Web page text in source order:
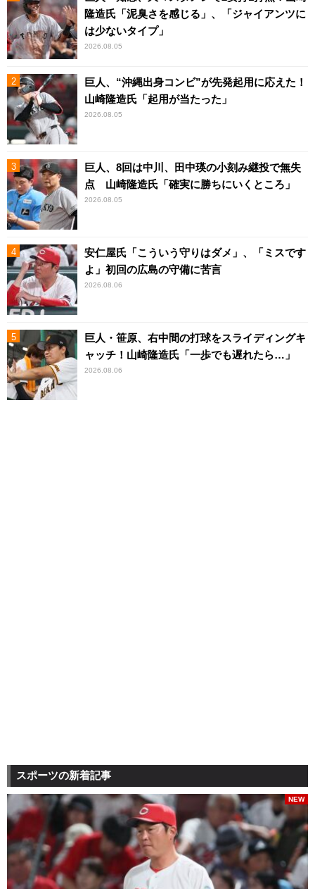
隆造氏「泥臭さを感じる」、「ジャイアンツに
は少ないタイプ」
2026.08.05
巨人、“沖縄出身コンビ”が先発起用に応えた！
山崎隆造氏「起用が当たった」
2026.08.05
巨人、8回は中川、田中瑛の小刻み継投で無失
点 山崎隆造氏「確実に勝ちにいくところ」
2026.08.05
安仁屋氏「こういう守りはダメ」、「ミスです
よ」初回の広島の守備に苦言
2026.08.06
巨人・笹原、右中間の打球をスライディングキ
ャッチ！山崎隆造氏「一歩でも遅れたら…」
2026.08.06
スポーツの新着記事
NEW